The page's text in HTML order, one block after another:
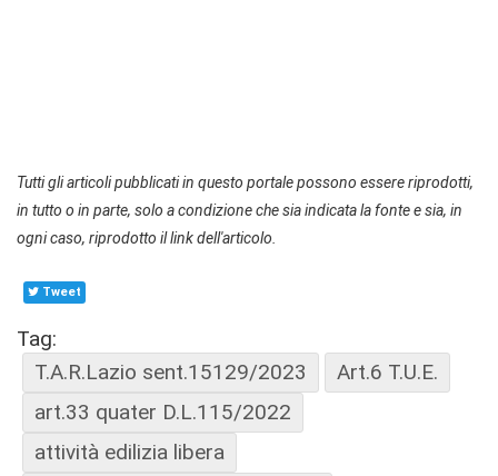
Tutti gli articoli pubblicati in questo portale possono essere riprodotti,
in tutto o in parte, solo a condizione che sia indicata la fonte e sia, in
ogni caso, riprodotto il link dell'articolo.
Tweet
Tag:
T.A.R.Lazio sent.15129/2023
Art.6 T.U.E.
art.33 quater D.L.115/2022
attività edilizia libera